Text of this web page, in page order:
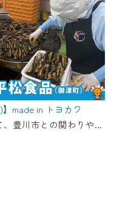
made in トヨカワ
市内の企業にスポットを当て、豊川市との関わりや自慢の商品などを放送。 【紹介企業】株式会社 平松食品(御津町)